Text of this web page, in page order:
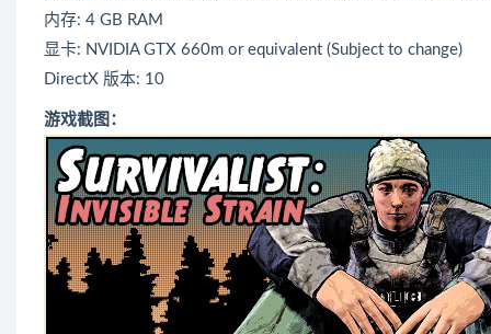
内存: 4 GB RAM
显卡: NVIDIA GTX 660m or equivalent (Subject to change)
DirectX 版本: 10
游戏截图：